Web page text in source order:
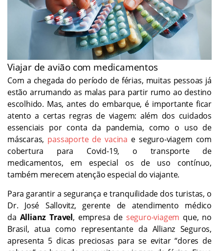
Viajar de avião com medicamentos
Com a chegada do período de férias, muitas pessoas já
estão arrumando as malas para partir rumo ao destino
escolhido. Mas, antes do embarque, é importante ficar
atento a certas regras de viagem: além dos cuidados
essenciais por conta da pandemia, como o uso de
máscaras, passaporte de vacina e seguro-viagem com
cobertura para Covid-19, o transporte de
medicamentos, em especial os de uso contínuo,
também merecem atenção especial do viajante.
Para garantir a segurança e tranquilidade dos turistas, o
Dr. José Sallovitz, gerente de atendimento médico
da Allianz Travel, empresa de seguro-viagem que, no
Brasil, atua como representante da Allianz Seguros,
apresenta 5 dicas preciosas para se evitar “dores de